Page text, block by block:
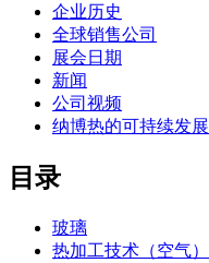
企业历史
全球销售公司
展会日期
新闻
公司视频
纳博热的可持续发展
目录
玻璃
热加工技术（空气）